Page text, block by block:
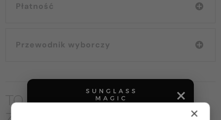
Płatność
Przewodnik wyborczy
TO MOŻE CIĘ RÓWNIEŻ
×